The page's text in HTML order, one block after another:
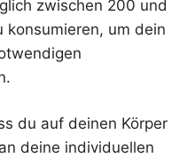
zwischen 200 und
konsumieren, um dein
du auf deinen Körper
deine individuellen